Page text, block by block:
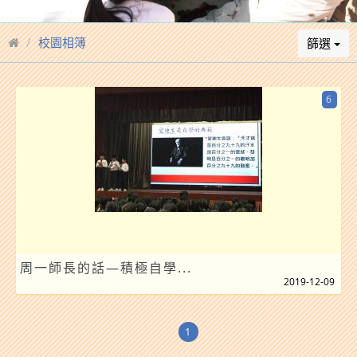
校園相簿 篩選
周一師長的話—積極自學...
6
2019-12-09
1